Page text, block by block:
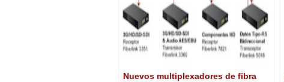
Nuevos multiplexadores de fibra